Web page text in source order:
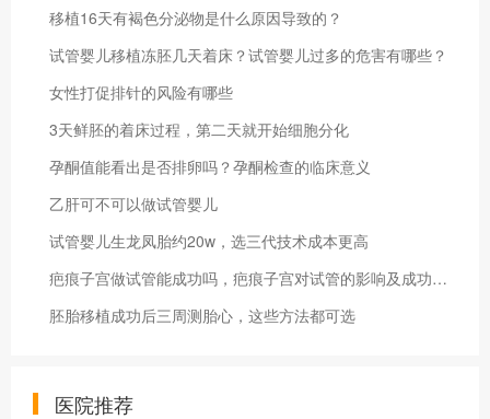
移植16天有褐色分泌物是什么原因导致的？
试管婴儿移植冻胚几天着床？试管婴儿过多的危害有哪些？
女性打促排针的风险有哪些
3天鲜胚的着床过程，第二天就开始细胞分化
孕酮值能看出是否排卵吗？孕酮检查的临床意义
乙肝可不可以做试管婴儿
试管婴儿生龙凤胎约20w，选三代技术成本更高
疤痕子宫做试管能成功吗，疤痕子宫对试管的影响及成功率提升方法
胚胎移植成功后三周测胎心，这些方法都可选
医院推荐